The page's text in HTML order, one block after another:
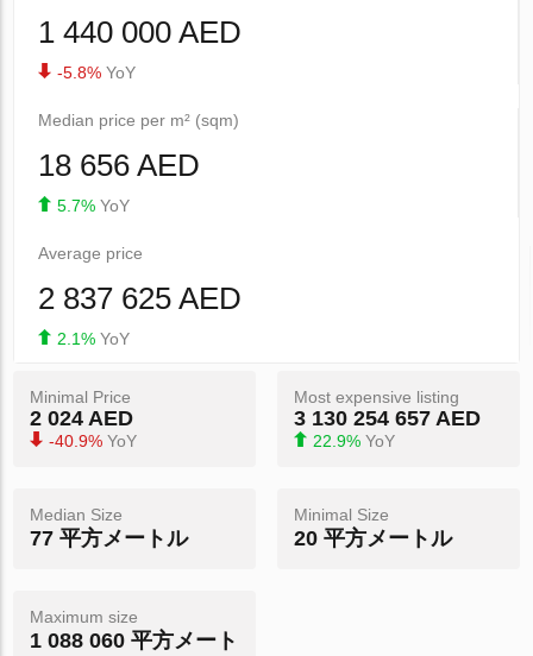
1 440 000 AED
-5.8% YoY
Median price per m² (sqm)
18 656 AED
5.7% YoY
Average price
2 837 625 AED
2.1% YoY
Minimal Price
2 024 AED
-40.9% YoY
Most expensive listing
3 130 254 657 AED
22.9% YoY
Median Size
77 平方メートル
Minimal Size
20 平方メートル
Maximum size
1 088 060 平方メート